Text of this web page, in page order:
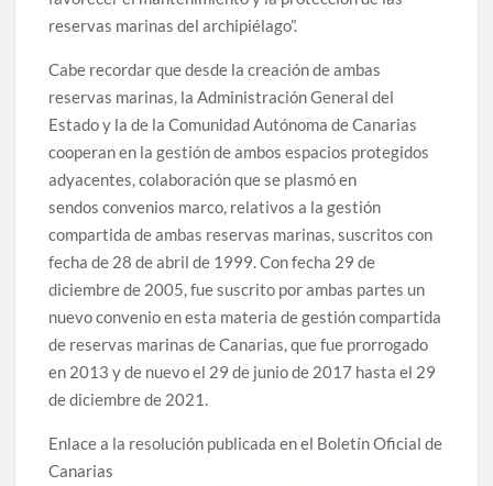
reservas marinas del archipiélago”.
Cabe recordar que desde la creación de ambas
reservas marinas, la Administración General del
Estado y la de la Comunidad Autónoma de Canarias
cooperan en la gestión de ambos espacios protegidos
adyacentes, colaboración que se plasmó en
sendos convenios marco, relativos a la gestión
compartida de ambas reservas marinas, suscritos con
fecha de 28 de abril de 1999. Con fecha 29 de
diciembre de 2005, fue suscrito por ambas partes un
nuevo convenio en esta materia de gestión compartida
de reservas marinas de Canarias, que fue prorrogado
en 2013 y de nuevo el 29 de junio de 2017 hasta el 29
de diciembre de 2021.
Enlace a la resolución publicada en el Boletín Oficial de
Canarias